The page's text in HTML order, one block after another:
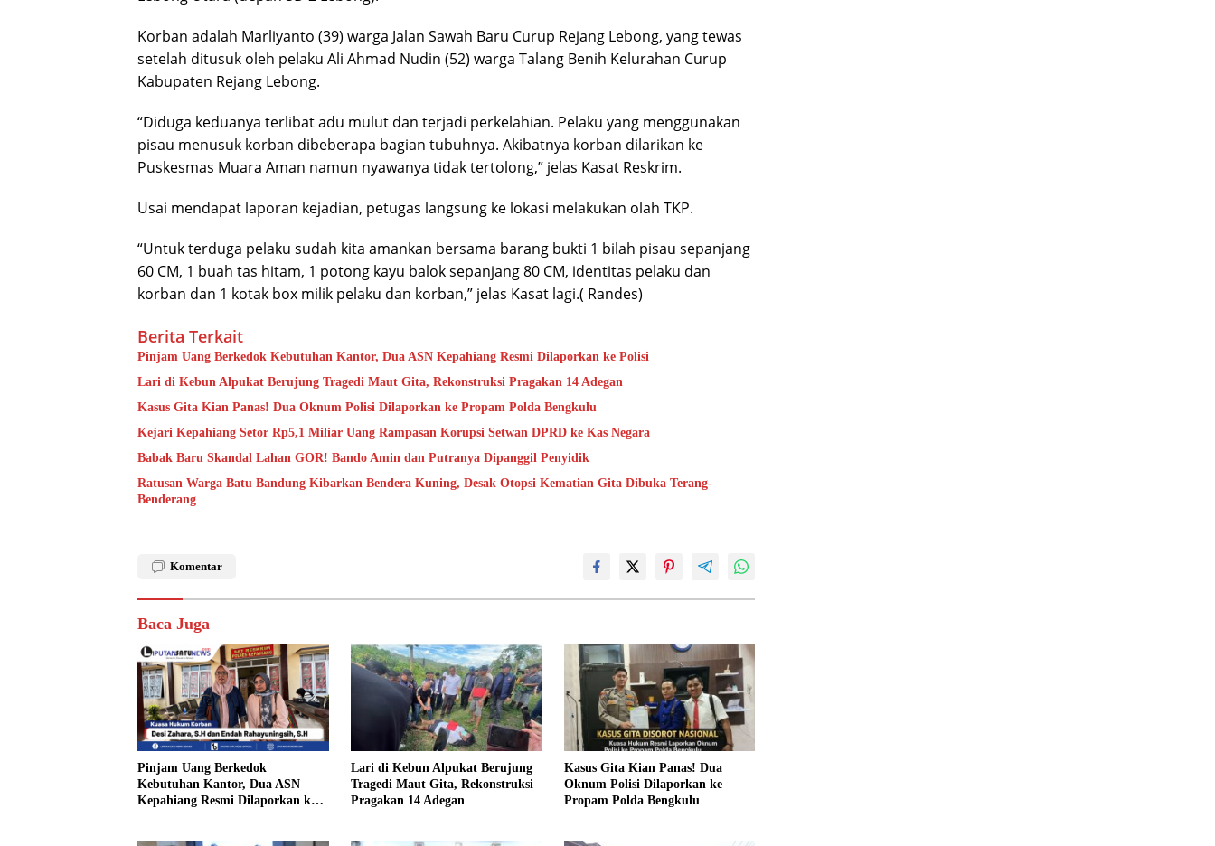
Korban adalah Marliyanto (39) warga Jalan Sawah Baru Curup Rejang Lebong, yang tewas
setelah ditusuk oleh pelaku Ali Ahmad Nudin (52) warga Talang Benih Kelurahan Curup
Kabupaten Rejang Lebong.
“Diduga keduanya terlibat adu mulut dan terjadi perkelahian. Pelaku yang menggunakan
pisau menusuk korban dibeberapa bagian tubuhnya. Akibatnya korban dilarikan ke
Puskesmas Muara Aman namun nyawanya tidak tertolong,” jelas Kasat Reskrim.
Usai mendapat laporan kejadian, petugas langsung ke lokasi melakukan olah TKP.
“Untuk terduga pelaku sudah kita amankan bersama barang bukti 1 bilah pisau sepanjang
60 CM, 1 buah tas hitam, 1 potong kayu balok sepanjang 80 CM, identitas pelaku dan
korban dan 1 kotak box milik pelaku dan korban,” jelas Kasat lagi.( Randes)
Berita Terkait
Pinjam Uang Berkedok Kebutuhan Kantor, Dua ASN Kepahiang Resmi Dilaporkan ke Polisi
Lari di Kebun Alpukat Berujung Tragedi Maut Gita, Rekonstruksi Pragakan 14 Adegan
Kasus Gita Kian Panas! Dua Oknum Polisi Dilaporkan ke Propam Polda Bengkulu
Kejari Kepahiang Setor Rp5,1 Miliar Uang Rampasan Korupsi Setwan DPRD ke Kas Negara
Babak Baru Skandal Lahan GOR! Bando Amin dan Putranya Dipanggil Penyidik
Ratusan Warga Batu Bandung Kibarkan Bendera Kuning, Desak Otopsi Kematian Gita Dibuka Terang-
Benderang
Komentar
Baca Juga
Pinjam Uang Berkedok
Kebutuhan Kantor, Dua ASN
Kepahiang Resmi Dilaporkan ke
Lari di Kebun Alpukat Berujung
Tragedi Maut Gita, Rekonstruksi
Pragakan 14 Adegan
Kasus Gita Kian Panas! Dua
Oknum Polisi Dilaporkan ke
Propam Polda Bengkulu